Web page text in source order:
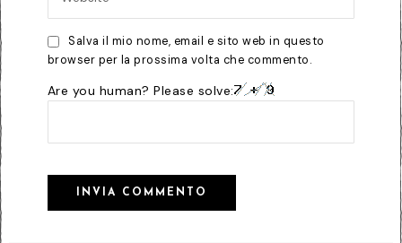
Salva il mio nome, email e sito web in questo
browser per la prossima volta che commento.
Are you human? Please solve: